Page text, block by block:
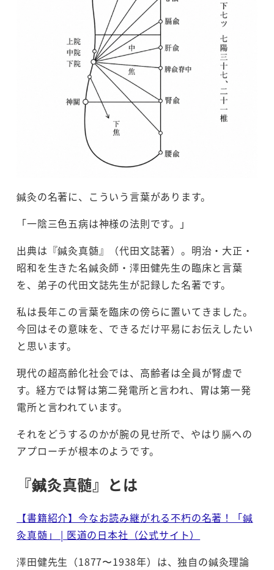
鍼灸の名著に、こういう言葉があります。
「一陰三色五病は神様の法則です。」
出典は『鍼灸真髄』（代田文誌著）。明治・大正・
昭和を生きた名鍼灸師・澤田健先生の臨床と言葉
を、弟子の代田文誌先生が記録した名著です。
私は長年この言葉を臨床の傍らに置いてきました。
今回はその意味を、できるだけ平易にお伝えしたい
と思います。
現代の超高齢化社会では、高齢者は全員が腎虚で
す。経方では腎は第二発電所と言われ、胃は第一発
電所と言われています。
それをどうするのかが腕の見せ所で、やはり膈への
アプローチが根本のようです。
『鍼灸真髄』とは
【書籍紹介】今なお読み継がれる不朽の名著！「鍼
灸真髄」 | 医道の日本社（公式サイト）
澤田健先生（1877〜1938年）は、独自の鍼灸理論